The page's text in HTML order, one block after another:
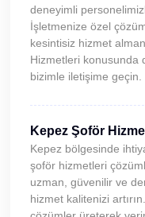
deneyimli
İşletmenize özel
kesintisiz hizmet
Hizmetleri konusunda
bizimle iletişime geçin.
Kepez Şoför
Kepez bölgesinde
şoför hizmetleri
uzman, güvenilir ve
hizmet kalitenizi